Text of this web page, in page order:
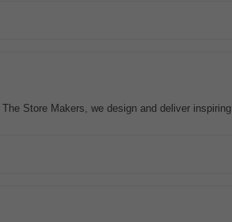
Store Makers, we design and deliver inspiring